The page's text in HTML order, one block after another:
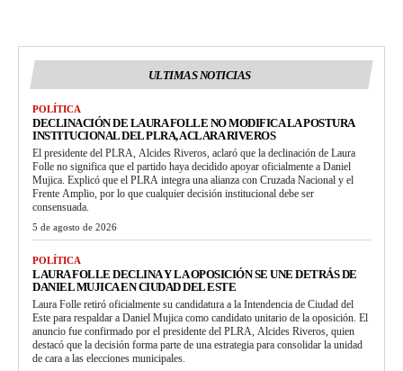
ULTIMAS NOTICIAS
POLÍTICA
DECLINACIÓN DE LAURA FOLLE NO MODIFICA LA POSTURA
INSTITUCIONAL DEL PLRA, ACLARA RIVEROS
El presidente del PLRA, Alcides Riveros, aclaró que la declinación de Laura
Folle no significa que el partido haya decidido apoyar oficialmente a Daniel
Mujica. Explicó que el PLRA integra una alianza con Cruzada Nacional y el
Frente Amplio, por lo que cualquier decisión institucional debe ser
consensuada.
5 de agosto de 2026
POLÍTICA
LAURA FOLLE DECLINA Y LA OPOSICIÓN SE UNE DETRÁS DE
DANIEL MUJICA EN CIUDAD DEL ESTE
Laura Folle retiró oficialmente su candidatura a la Intendencia de Ciudad del
Este para respaldar a Daniel Mujica como candidato unitario de la oposición. El
anuncio fue confirmado por el presidente del PLRA, Alcides Riveros, quien
destacó que la decisión forma parte de una estrategia para consolidar la unidad
de cara a las elecciones municipales.